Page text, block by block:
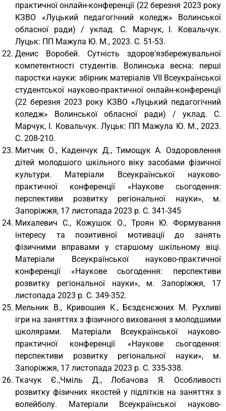
практичної онлайн-конференції (22 березня 2023 року
КЗВО «Луцький педагогічний коледж» Волинської
обласної ради) / уклад. С. Марчук, І. Ковальчук.
Луцьк: ПП Мажула Ю. М., 2023. С. 51-53.
Денис Воробей. Сутність здоров’язбережувальної
компетентності студентів. Волинська весна: перші
паростки науки: збірник матеріалів VІІ Всеукраїнської
студентської науково-практичної онлайн-конференції
(22 березня 2023 року КЗВО «Луцький педагогічний
коледж» Волинської обласної ради) / уклад. С.
Марчук, І. Ковальчук. Луцьк: ПП Мажула Ю. М., 2023.
С. 208-210.
Митчик О., Каденчук Д., Тимощук А. Оздоровлення
дітей молодшого шкільного віку засобами фізичної
культури. Матеріали Всеукраїнської науково-
практичної конференції «Наукове сьогодення:
перспективи розвитку регіональної науки», м.
Запоріжжя, 17 листопада 2023 р. С. 341-345
Михалевич С., Кожушок О., Троян Ю. Формування
інтересу та позитивної мотивації до занять
фізичними вправами у старшому шкільному віці.
Матеріали Всеукраїнської науково-практичної
конференції «Наукове сьогодення: перспективи
розвитку регіональної науки», м. Запоріжжя, 17
листопада 2023 р. С. 349-352.
Мельник В., Кривошия К., Бєздєнєжних М. Рухливі
ігри на заняттях з фізичного виховання з молодшими
школярами. Матеріали Всеукраїнської науково-
практичної конференції «Наукове сьогодення:
перспективи розвитку регіональної науки», м.
Запоріжжя, 17 листопада 2023 р. С. 335-338.
Ткачук Є.,Чміль Д., Лобачова Я. Особливості
розвитку фізичних якостей у підлітків на заняттях з
волейболу. Матеріали Всеукраїнської науково-